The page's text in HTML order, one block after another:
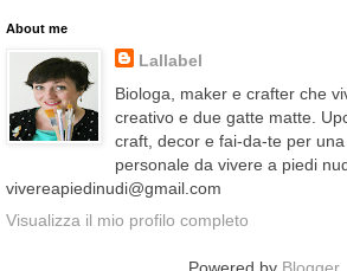
About me
Lallabel
Biologa, maker e crafter che
creativo e due gatte matte.
craft, decor e fai-da-te per
personale da vivere a piedi
vivereapiedinudi@gmail.com
Visualizza il mio profilo completo